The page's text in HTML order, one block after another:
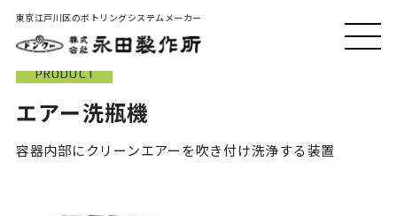
東京江戸川区のボトリングシステムメーカー
MEN
PRODUCT
エアー洗瓶機
容器内部にクリーンエアーを吹き付け洗浄する装置